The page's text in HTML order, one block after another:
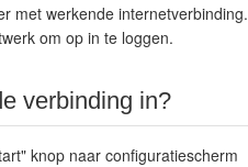
met werkende internetverbinding.
om op in te loggen.
verbinding in?
knop naar configuratiescherm